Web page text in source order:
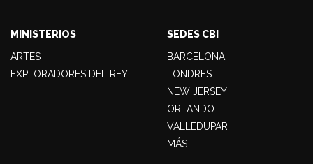
MINISTERIOS
ARTES
EXPLORADORES DEL REY
SEDES CBI
BARCELONA
LONDRES
NEW JERSEY
ORLANDO
VALLEDUPAR
MÁS